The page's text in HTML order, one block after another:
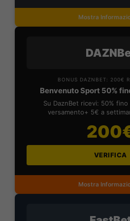
Mostra
BONUS DAZNBET: 200€
Benvenuto Sport 50%
Su DaznBet ricevi: 50%
versamento+ 5€ a
VERIFICA
Mostra